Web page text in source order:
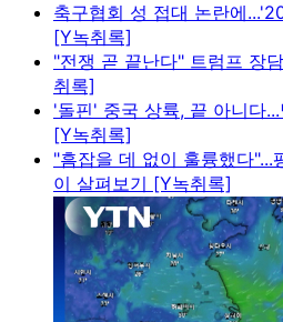
축구협회 성 접대 논란에
[Y녹취록]
"전쟁 곧 끝난다" 트럼프 장
취록]
'돌핀' 중국 상륙, 끝 아니다
[Y녹취록]
"흠잡을 데 없이 훌륭했다"...
이 살펴보기 [Y녹취록]